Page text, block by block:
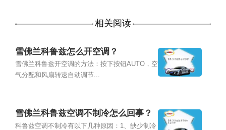
相关阅读
雪佛兰科鲁兹怎么开空调？
雪佛兰科鲁兹开空调的方法：按下按钮AUTO，空
气分配和风扇转速自动调节...
雪佛兰科鲁兹空调不制冷怎么回事？
科鲁兹空调不制冷有以下几种原因：1、缺少制冷